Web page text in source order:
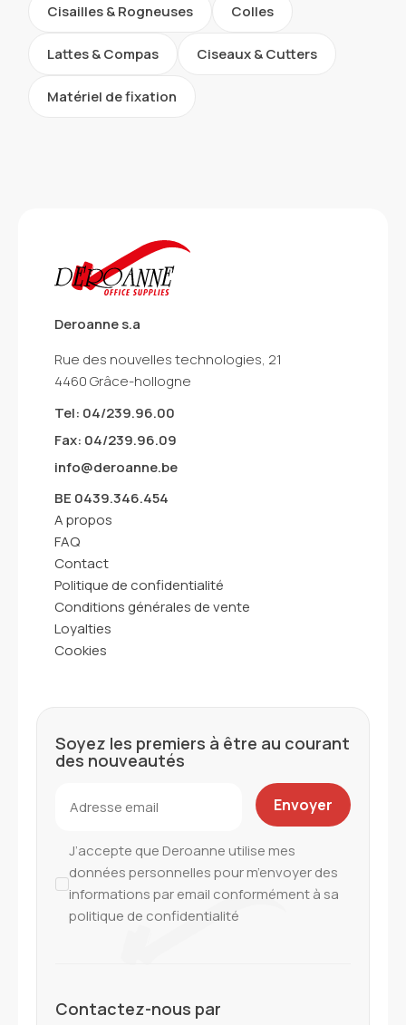
Cisailles & Rogneuses Colles
Lattes & Compas Ciseaux & Cutters
Matériel de fixation
Deroanne s.a
Rue des nouvelles technologies, 21
4460 Grâce-hollogne
Tel: 04/239.96.00
Fax: 04/239.96.09
info@deroanne.be
BE 0439.346.454
A propos
FAQ
Contact
Politique de confidentialité
Conditions générales de vente
Loyalties
Cookies
Soyez les premiers à être au courant
des nouveautés
J’accepte que Deroanne utilise mes
données personnelles pour m’envoyer des
informations par email conformément à sa
politique de confidentialité
Contactez-nous par